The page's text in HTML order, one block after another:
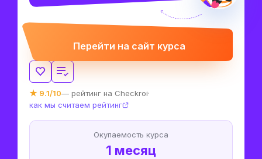
Перейти на сайт курса
★ 9.1/10— рейтинг на Checkroi·
как мы считаем рейтинг
Окупаемость курса
1 месяц